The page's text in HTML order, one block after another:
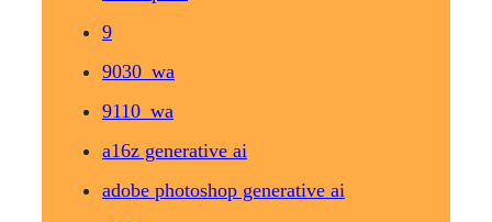
9
9030_wa
9110_wa
a16z generative ai
adobe photoshop generative ai